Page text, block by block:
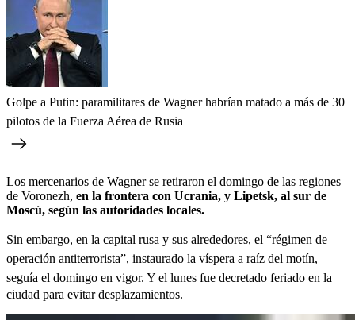
Golpe a Putin: paramilitares de Wagner habrían matado a más de 30
pilotos de la Fuerza Aérea de Rusia
Los mercenarios de Wagner se retiraron el domingo de las regiones
de Voronezh, en la frontera con Ucrania, y Lipetsk, al sur de
Moscú, según las autoridades locales.
Sin embargo, en la capital rusa y sus alrededores, el “régimen de
operación antiterrorista”, instaurado la víspera a raíz del motín,
seguía el domingo en vigor. Y el lunes fue decretado feriado en la
ciudad para evitar desplazamientos.